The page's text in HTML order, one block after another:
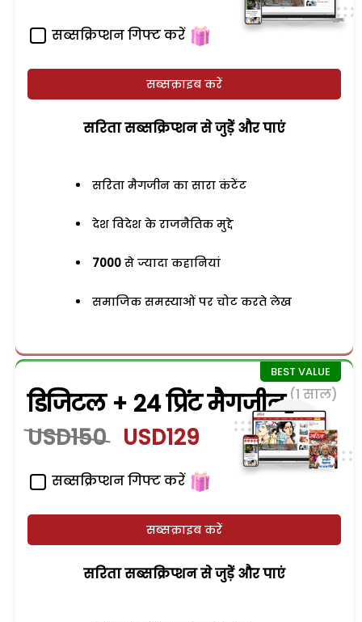
सब्सक्रिप्शन गिफ्ट करें
सब्सक्राइब करें
सरिता सब्सक्रिप्शन से जुड़ेें और पाएं
सरिता मैगजीन का सारा कंटेंट
देश विदेश के राजनैतिक मुद्दे
7000 से ज्यादा कहानियां
समाजिक समस्याओं पर चोट करते लेख
डिजिटल + 24 प्रिंट मैगजीन (1 साल)
USD150 USD129
सब्सक्रिप्शन गिफ्ट करें
सब्सक्राइब करें
सरिता सब्सक्रिप्शन से जुड़ेें और पाएं